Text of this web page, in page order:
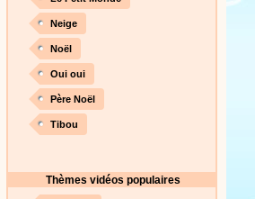
Neige
Noël
Oui oui
Père Noël
Tibou
Thèmes vidéos populaires